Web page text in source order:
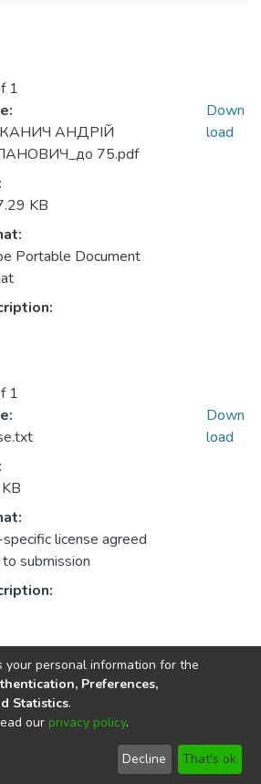
1
АНДРІЙ
75.pdf
KB
Portable Document
Down
load
1
license agreed
submission
Down
load
університету
copyright © 2002-2026
End User
Agreement
Send
Feedback
your personal information for the
Preferences,
Statistics.
our privacy policy.
Decline That's ok